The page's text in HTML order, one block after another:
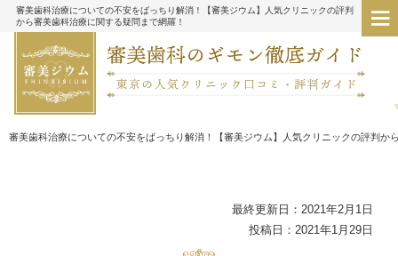
審美歯科治療についての不安をばっちり解消！【審美ジウム】人気クリニックの評判
から審美歯科治療に関する疑問まで網羅！
審美歯科治療についての不安をばっちり解消！【審美ジウム】人気クリニックの評判か
最終更新日：2021年2月1日
投稿日：2021年1月29日